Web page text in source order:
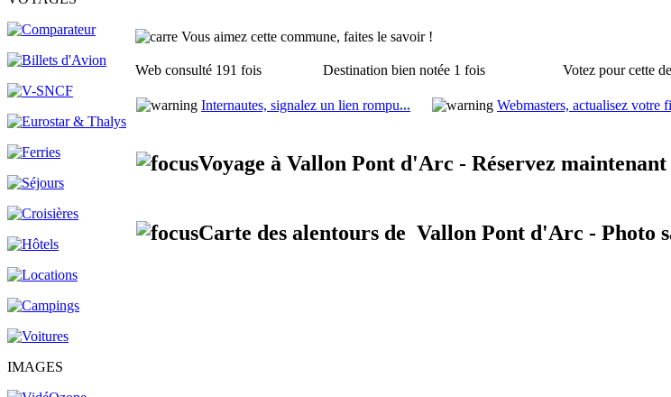
IMAGES
Vous aimez cette commune, faites le savoir !
Web consulté 191 fois Destination bien notée 1 fois Votez pour cette
Internautes, signalez un lien rompu... Webmasters, actualisez votre
Voyage à Vallon Pont d'Arc - Réservez maintenant
Carte des alentours de Vallon Pont d'Arc - Photo